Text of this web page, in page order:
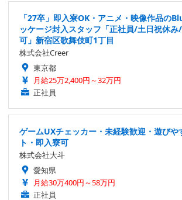
「27卒」即入寮OK・アニメ・映像作品の
ッケージ封入スタッフ「正社員/土日祝休
可」新宿区歌舞伎町1丁目
株式会社Creer
東京都
月給25万2,400円～32万円
正社員
ゲームUXチェッカー・未経験歓迎・遊びや
ト・即入寮可
株式会社大斗
愛知県
月給30万400円～58万円
正社員